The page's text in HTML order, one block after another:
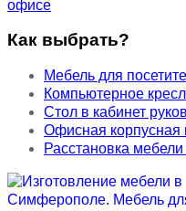
Как выбрать?
Мебель для
Компьютерное
Стол в кабинет
Офисная корпусная
Расстановка